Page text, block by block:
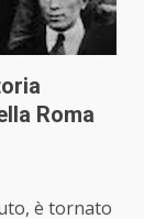
Roma
è tornato